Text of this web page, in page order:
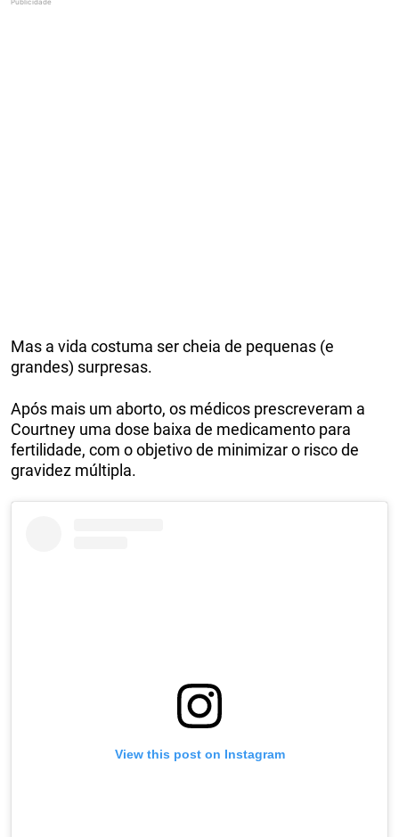
Mas a vida costuma ser cheia de pequenas (e
grandes) surpresas.
Após mais um aborto, os médicos prescreveram a
Courtney uma dose baixa de medicamento para
fertilidade, com o objetivo de minimizar o risco de
gravidez múltipla.
View this post on Instagram